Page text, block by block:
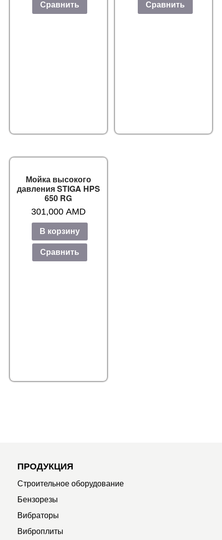
Сравнить Сравнить
Мойка высокого
давления STIGA HPS
650 RG
301,000 AMD
В корзину
Сравнить
ПРОДУКЦИЯ
Строительное оборудование
Бензорезы
Вибраторы
Виброплиты